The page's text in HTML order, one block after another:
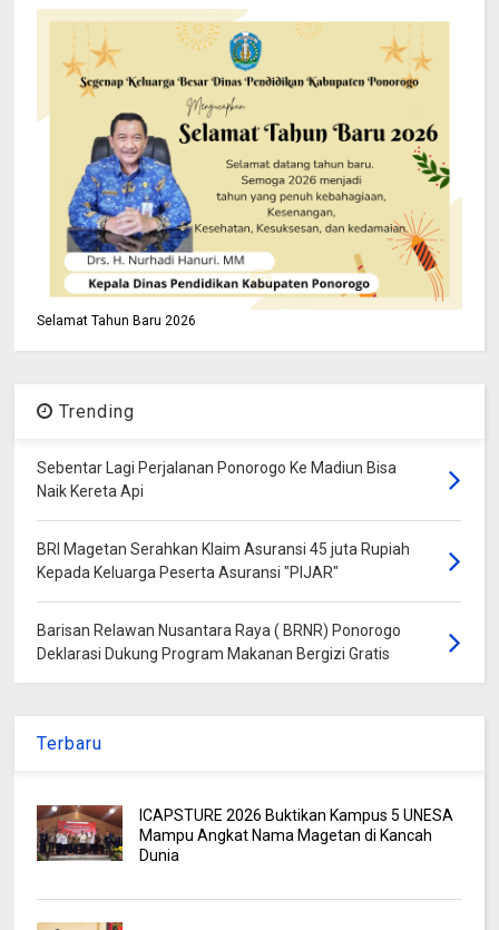
Selamat Tahun Baru 2026
Trending
Sebentar Lagi Perjalanan Ponorogo Ke Madiun Bisa
Naik Kereta Api
BRI Magetan Serahkan Klaim Asuransi 45 juta Rupiah
Kepada Keluarga Peserta Asuransi "PIJAR"
Barisan Relawan Nusantara Raya ( BRNR) Ponorogo
Deklarasi Dukung Program Makanan Bergizi Gratis
Terbaru
ICAPSTURE 2026 Buktikan Kampus 5 UNESA
Mampu Angkat Nama Magetan di Kancah
Dunia